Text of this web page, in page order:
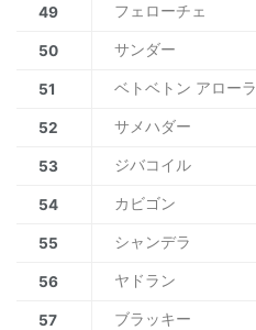
49 フェローチェ
50 サンダー
51 ベトベトン アローラ
52 サメハダー
53 ジバコイル
54 カビゴン
55 シャンデラ
56 ヤドラン
57 ブラッキー